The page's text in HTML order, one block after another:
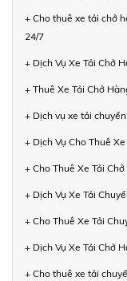
+ Cho thuê xe tải chở
24/7
+ Dịch Vụ Xe Tải Chở
+ Thuê Xe Tải Chở
+ Dịch vụ xe tải
+ Dịch Vụ Cho Thuê
+ Cho Thuê Xe Tải
+ Dịch Vụ Xe Tải
+ Cho Thuê Xe Tải
+ Dịch Vụ Xe Tải Chở
+ Cho thuê xe tải